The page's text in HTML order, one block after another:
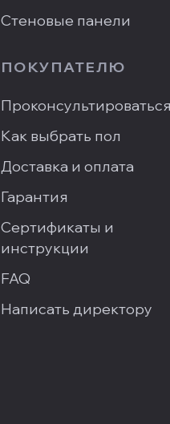
Стеновые панели
ПОКУПАТЕЛЮ
Как выбрать пол
Доставка и оплата
Гарантия
Сертификаты и
инструкции
FAQ
Написать директору